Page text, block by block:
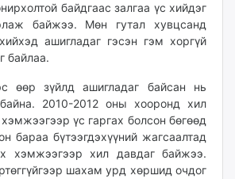
байдгаас залгаа үс хийдэг
байжээ. Мөн гутал хувцсанд
ашигладаг гэсэн гэм хоргүй
байлаа.
өөр зүйлд ашигладаг байсан нь
2010-2012 оны хооронд хил
үс гаргах болсон бөгөөд
бараа бүтээгдэхүүний жагсаалтад
хэмжээгээр хил давдаг байжээ.
шахам урд хөршид очдог